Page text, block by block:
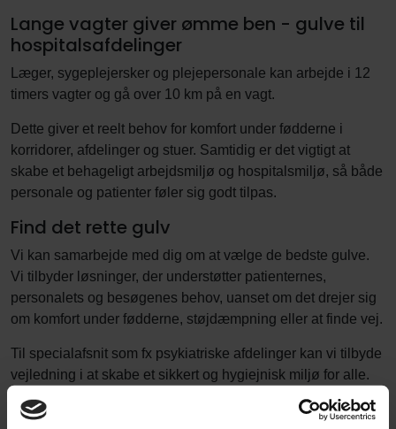
Lange vagter giver ømme ben - gulve til
hospitalsafdelinger
Læger, sygeplejersker og plejepersonale kan arbejde i 12
timers vagter og gå over 10 km på en vagt.
Dette giver et reelt behov for komfort under fødderne i
korridorer, afdelinger og stuer. Samtidig er det vigtigt at
skabe et behageligt arbejdsmiljø og hospitalsmiljø, så både
personale og patienter føler sig godt tilpas.
Find det rette gulv
Vi kan samarbejde med dig om at vælge de bedste gulve.
Vi tilbyder løsninger, der understøtter patienternes,
personalets og besøgenes behov, uanset om det drejer sig
om komfort under fødderne, støjdæmpning eller at finde vej.
Til specialafsnit som fx psykiatriske afdelinger kan vi tilbyde
vejledning i at skabe et sikkert og hygiejnisk miljø for alle.
Vi har gulve til: